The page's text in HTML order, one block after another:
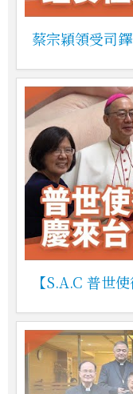
蔡宗穎領受司
【S.A.C 普世